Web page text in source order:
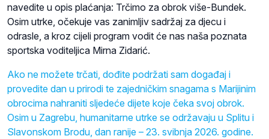
navedite u opis plaćanja: Trčimo za obrok više-Bundek.
Osim utrke, očekuje vas zanimljiv sadržaj za djecu i
odrasle, a kroz cijeli program vodit će nas naša poznata
sportska voditeljica Mirna Zidarić.
Ako ne možete trčati, dođite podržati sam događaj i
provedite dan u prirodi te zajedničkim snagama s Marijinim
obrocima nahraniti sljedeće dijete koje čeka svoj obrok.
Osim u Zagrebu, humanitarne utrke se održavaju u Splitu i
Slavonskom Brodu, dan ranije – 23. svibnja 2026. godine.